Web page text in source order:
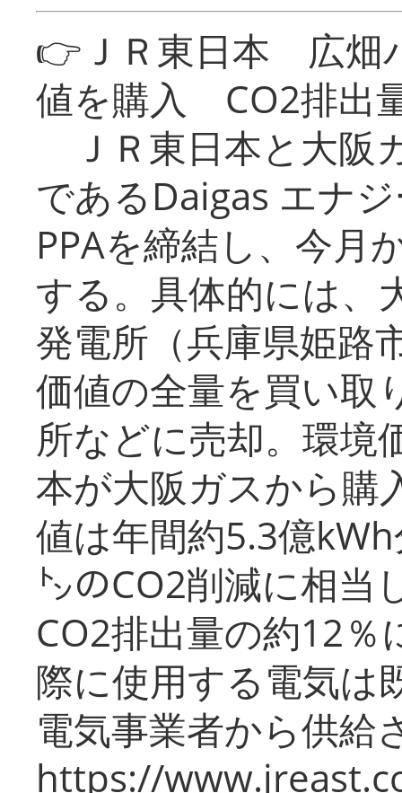
👉ＪＲ東日本 広畑
値を購入 CO2排出
ＪＲ東日本と大阪
であるDaigas エナ
PPAを締結し、今月
する。具体的には、
発電所（兵庫県姫路
価値の全量を買い取
所などに売却。環境
本が大阪ガスから購
値は年間約5.3億
㌧のCO2削減に相当
CO2排出量の約12％
際に使用する電気は
電気事業者から供給
https://